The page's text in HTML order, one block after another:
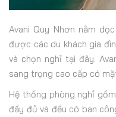
Avani Quy Nhơn nằm
được các du khách gia
và chọn nghỉ tại đây.
sang trọng cao cấp có
Hệ thống phòng nghỉ
đầy đủ và đều có ban